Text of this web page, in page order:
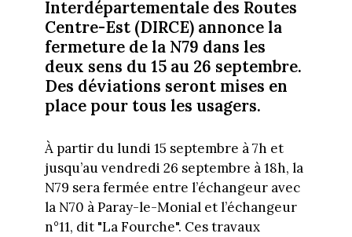
Interdépartementale des Routes
Centre-Est (DIRCE) annonce la
fermeture de la N79 dans les
deux sens du 15 au 26 septembre.
Des déviations seront mises en
place pour tous les usagers.
À partir du lundi 15 septembre à 7h et
jusqu’au vendredi 26 septembre à 18h, la
N79 sera fermée entre l’échangeur avec
la N70 à Paray-le-Monial et l’échangeur
n°11, dit "La Fourche". Ces travaux